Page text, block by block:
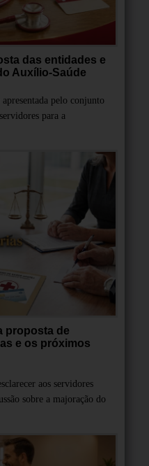
das entidades e
Auxílio-Saúde
pelo conjunto
para a
proposta de
e os próximos
aos servidores
sobre a majoração do